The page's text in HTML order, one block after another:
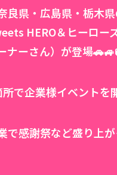
良県・広島県・栃木
HERO＆ヒーロー
ナーさん）が登場
で企業様イベントを
で感謝祭など盛り上